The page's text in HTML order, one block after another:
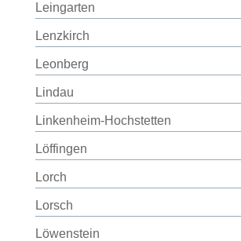
Leingarten
Lenzkirch
Leonberg
Lindau
Linkenheim-Hochstetten
Löffingen
Lorch
Lorsch
Löwenstein